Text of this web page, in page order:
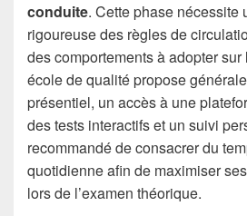
conduite. Cette phase nécessite
rigoureuse des règles de
des comportements à adopter
école de qualité propose
présentiel, un accès à une
des tests interactifs et un suivi
recommandé de consacrer du
quotidienne afin de maximiser
lors de l’examen théorique.